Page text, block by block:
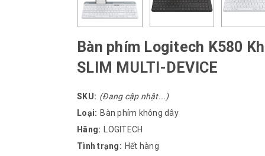
Bàn phím Logitech K580
SLIM MULTI-DEVICE
SKU: (Đang cập nhật...)
Loại: Bàn phím không dây
Hãng:
LOGITECH
Tình trạng: Hết hàng